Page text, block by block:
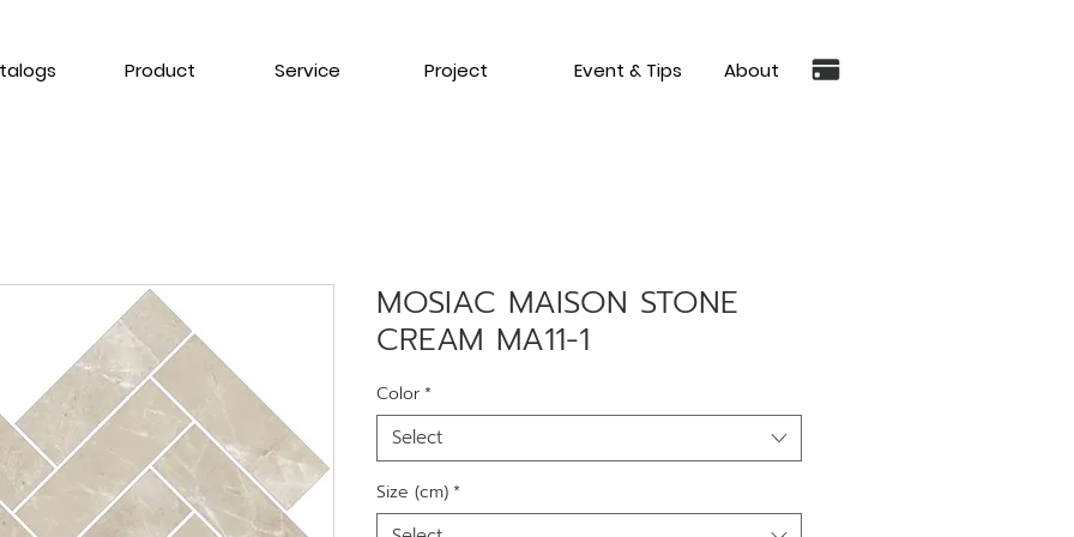
Product Service Project Event & Tips About
MOSIAC MAISON STONE
CREAM MA11-1
Color*
Select
Size (cm)*